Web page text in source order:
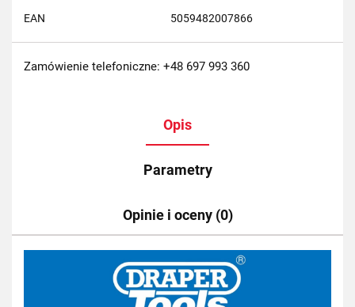
EAN 5059482007866
Zamówienie telefoniczne: +48 697 993 360
Opis
Parametry
Opinie i oceny (0)